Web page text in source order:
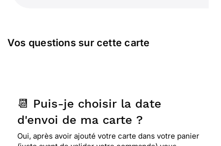
Vos questions sur cette carte
📆 Puis-je choisir la date
d'envoi de ma carte ?
Oui, après avoir ajouté votre carte dans votre panier